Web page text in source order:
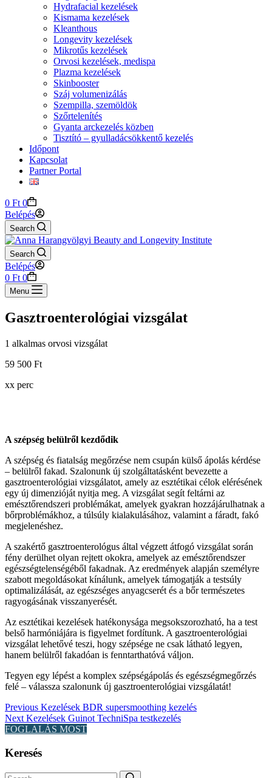
Hydrafacial kezelések
Kismama kezelések
Kleanthous
Longevity kezelések
Mikrotűs kezelések
Orvosi kezelések, medispa
Plazma kezelések
Skinbooster
Száj volumenizálás
Szempilla, szemöldök
Szőrtelenítés
Gyanta arckezelés közben
Tisztító – gyulladácsökkentő kezelés
Időpont
Kapcsolat
Partner Portal
Shopping
cart
0 Ft 0
Belépés
Search
Search
Belépés
Shopping
cart
0 Ft 0
Menu
Gasztroenterológiai vizsgálat
1 alkalmas orvosi vizsgálat
59 500 Ft
xx perc
A szépség belülről kezdődik
A szépség és fiatalság megőrzése nem csupán külső ápolás kérdése
– belülről fakad. Szalonunk új szolgáltatásként bevezette a
gasztroenterológiai vizsgálatot, amely az esztétikai célok elérésének
egy új dimenzióját nyitja meg. A vizsgálat segít feltárni az
emésztőrendszeri problémákat, amelyek gyakran hozzájárulhatnak a
bőrproblémákhoz, a túlsúly kialakulásához, valamint a fáradt, fakó
megjelenéshez.
A szakértő gasztroenterológus által végzett átfogó vizsgálat során
fény derülhet olyan rejtett okokra, amelyek az emésztőrendszer
egészségtelenségéből fakadnak. Az eredmények alapján személyre
szabott megoldásokat kínálunk, amelyek támogatják a testsúly
optimalizálását, az egészséges anyagcserét és a bőr természetes
ragyogásának visszanyerését.
Az esztétikai kezelések hatékonysága megsokszorozható, ha a test
belső harmóniájára is figyelmet fordítunk. A gasztroenterológiai
vizsgálat lehetővé teszi, hogy szépsége ne csak látható legyen,
hanem belülről fakadóan is fenntarthatóvá váljon.
Tegyen egy lépést a komplex szépségápolás és egészségmegőrzés
felé – válassza szalonunk új gasztroenterológiai vizsgálatát!
Previous Kezelések BDR supersmoothing kezelés
Next Kezelések Guinot TechniSpa testkezelés
FOGLALÁS MOST
Keresés